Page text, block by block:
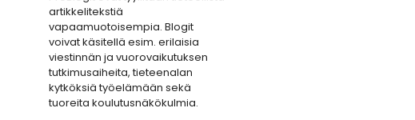
artikkelitekstiä
vapaamuotoisempia. Blogit
voivat käsitellä esim. erilaisia
viestinnän ja vuorovaikutuksen
tutkimusaiheita, tieteenalan
kytköksiä työelämään sekä
tuoreita koulutusnäkökulmia.